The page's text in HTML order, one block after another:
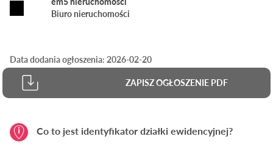
Co to jest identyfikator działki ewidencyjnej?
Biuro nieruchomości
Data dodania ogłoszenia: 2026-02-20
ZAPISZ OGŁOSZENIE PDF